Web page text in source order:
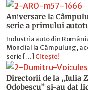
Aniversare la
serie a primului
Industria auto din
Mondial la Câmpulung,
serie […] Citește!
Directorii de la „Iulia
Odobescu” și-au dat